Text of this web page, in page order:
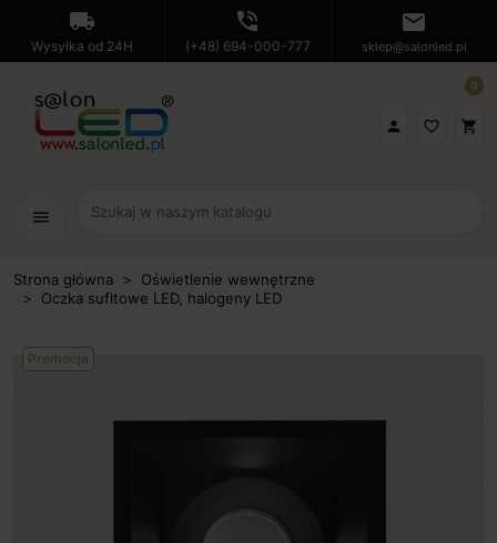
local_shipping
Wysyłka od 24H
phone_in_talk
(+48) 694-000-777
mail
sklep@salonled.pl
 favorite_border shopping_cart
0
menu
Strona główna
Oświetlenie wewnętrzne
Oczka sufitowe LED, halogeny LED
Promocja